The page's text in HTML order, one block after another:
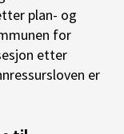
plan- og
for
etter
er